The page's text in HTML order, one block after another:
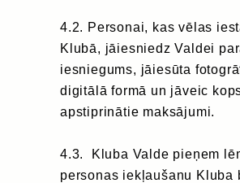
4.2. Personai, kas vēlas
Klubā, jāiesniedz Valdei
iesniegums, jāiesūta
digitālā formā un jāveic
apstiprinātie maksājumi.
4.3. Kluba Valde pieņem
personas iekļaušanu Kluba